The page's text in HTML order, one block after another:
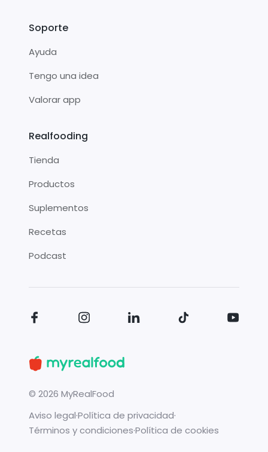
Soporte
Ayuda
Tengo una idea
Valorar app
Realfooding
Tienda
Productos
Suplementos
Recetas
Podcast
© 2026 MyRealFood
Aviso legal·Política de privacidad·
Términos y condiciones·Política de cookies